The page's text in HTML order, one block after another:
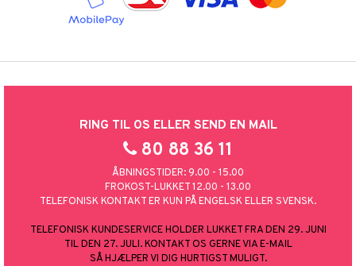
RING TIL OS ELLER SEND EN MAIL
80 88 36 11
ÅBNINGSTIDER: 9.00 - 15.00
FROKOST-LUKKET 12.00 - 13.00
TELEFONISK KONTAKT ER KUN PÅ ENGELSK ELLER SVENSK.
TELEFONISK KUNDESERVICE HOLDER LUKKET FRA DEN 29. JUNI
TIL DEN 27. JULI. KONTAKT OS GERNE VIA E-MAIL
SÅ HJÆLPER VI DIG HURTIGST MULIGT.